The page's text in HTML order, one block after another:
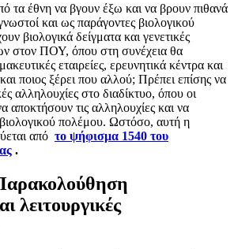
τα έθνη να βγουν έξω και να βρουν πιθανά
και ως παράγοντες βιολογικού
βιολογικά δείγματα και γενετικές
στον ΠΟΥ, όπου στη συνέχεια θα
εταιρείες, ερευνητικά κέντρα και
ποιος ξέρει που αλλού; Πρέπει επίσης να
αλληλουχίες στο διαδίκτυο, όπου οι
αποκτήσουν τις αλληλουχίες και να
πολέμου. Ωστόσο, αυτή η
από το ψήφισμα 1540 του
.
λειτουργικές